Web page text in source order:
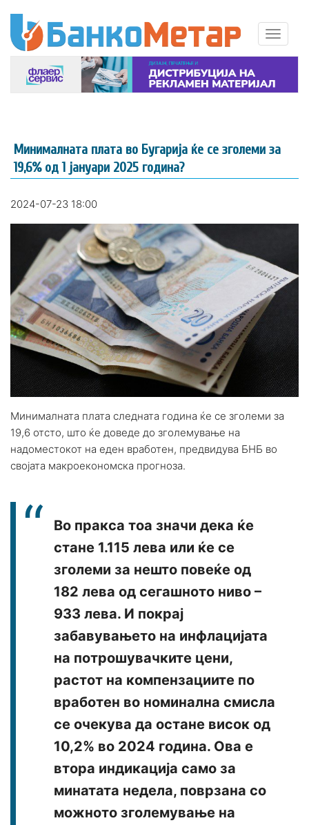
Минималната плата во Бугарија ќе се зголеми за
19,6% од 1 јануари 2025 година?
2024-07-23 18:00
Минималната плата следната година ќе се зголеми за
19,6 отсто, што ќе доведе до зголемување на
надоместокот на еден вработен, предвидува БНБ во
својата макроекономска прогноза.
Во пракса тоа значи дека ќе
стане 1.115 лева или ќе се
зголеми за нешто повеќе од
182 лева од сегашното ниво –
933 лева. И покрај
забавувањето на инфлацијата
на потрошувачките цени,
растот на компензациите по
вработен во номинална смисла
се очекува да остане висок од
10,2% во 2024 година. Ова е
втора индикација само за
минатата недела, поврзана со
можното зголемување на